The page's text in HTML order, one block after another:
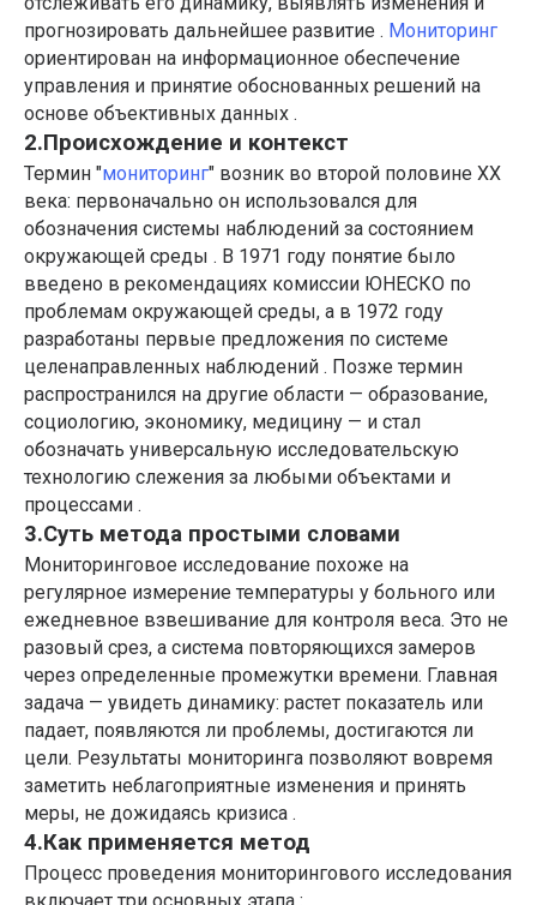
прогнозировать дальнейшее развитие . Мониторинг
ориентирован на информационное обеспечение
управления и принятие обоснованных решений на
основе объективных данных .
2.Происхождение и контекст
Термин "мониторинг" возник во второй половине XX
века: первоначально он использовался для
обозначения системы наблюдений за состоянием
окружающей среды . В 1971 году понятие было
введено в рекомендациях комиссии ЮНЕСКО по
проблемам окружающей среды, а в 1972 году
разработаны первые предложения по системе
целенаправленных наблюдений . Позже термин
распространился на другие области — образование,
социологию, экономику, медицину — и стал
обозначать универсальную исследовательскую
технологию слежения за любыми объектами и
процессами .
3.Суть метода простыми словами
Мониторинговое исследование похоже на
регулярное измерение температуры у больного или
ежедневное взвешивание для контроля веса. Это не
разовый срез, а система повторяющихся замеров
через определенные промежутки времени. Главная
задача — увидеть динамику: растет показатель или
падает, появляются ли проблемы, достигаются ли
цели. Результаты мониторинга позволяют вовремя
заметить неблагоприятные изменения и принять
меры, не дожидаясь кризиса .
4.Как применяется метод
Процесс проведения мониторингового исследования